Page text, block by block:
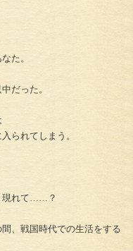
た。
だった。
られてしまう。
現れて……？
、戦国時代での生活をする